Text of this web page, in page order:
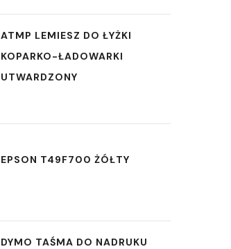
ATMP LEMIESZ DO ŁYŻKI
KOPARKO-ŁADOWARKI
UTWARDZONY
EPSON T49F700 ŻÓŁTY
DYMO TAŚMA DO NADRUKU